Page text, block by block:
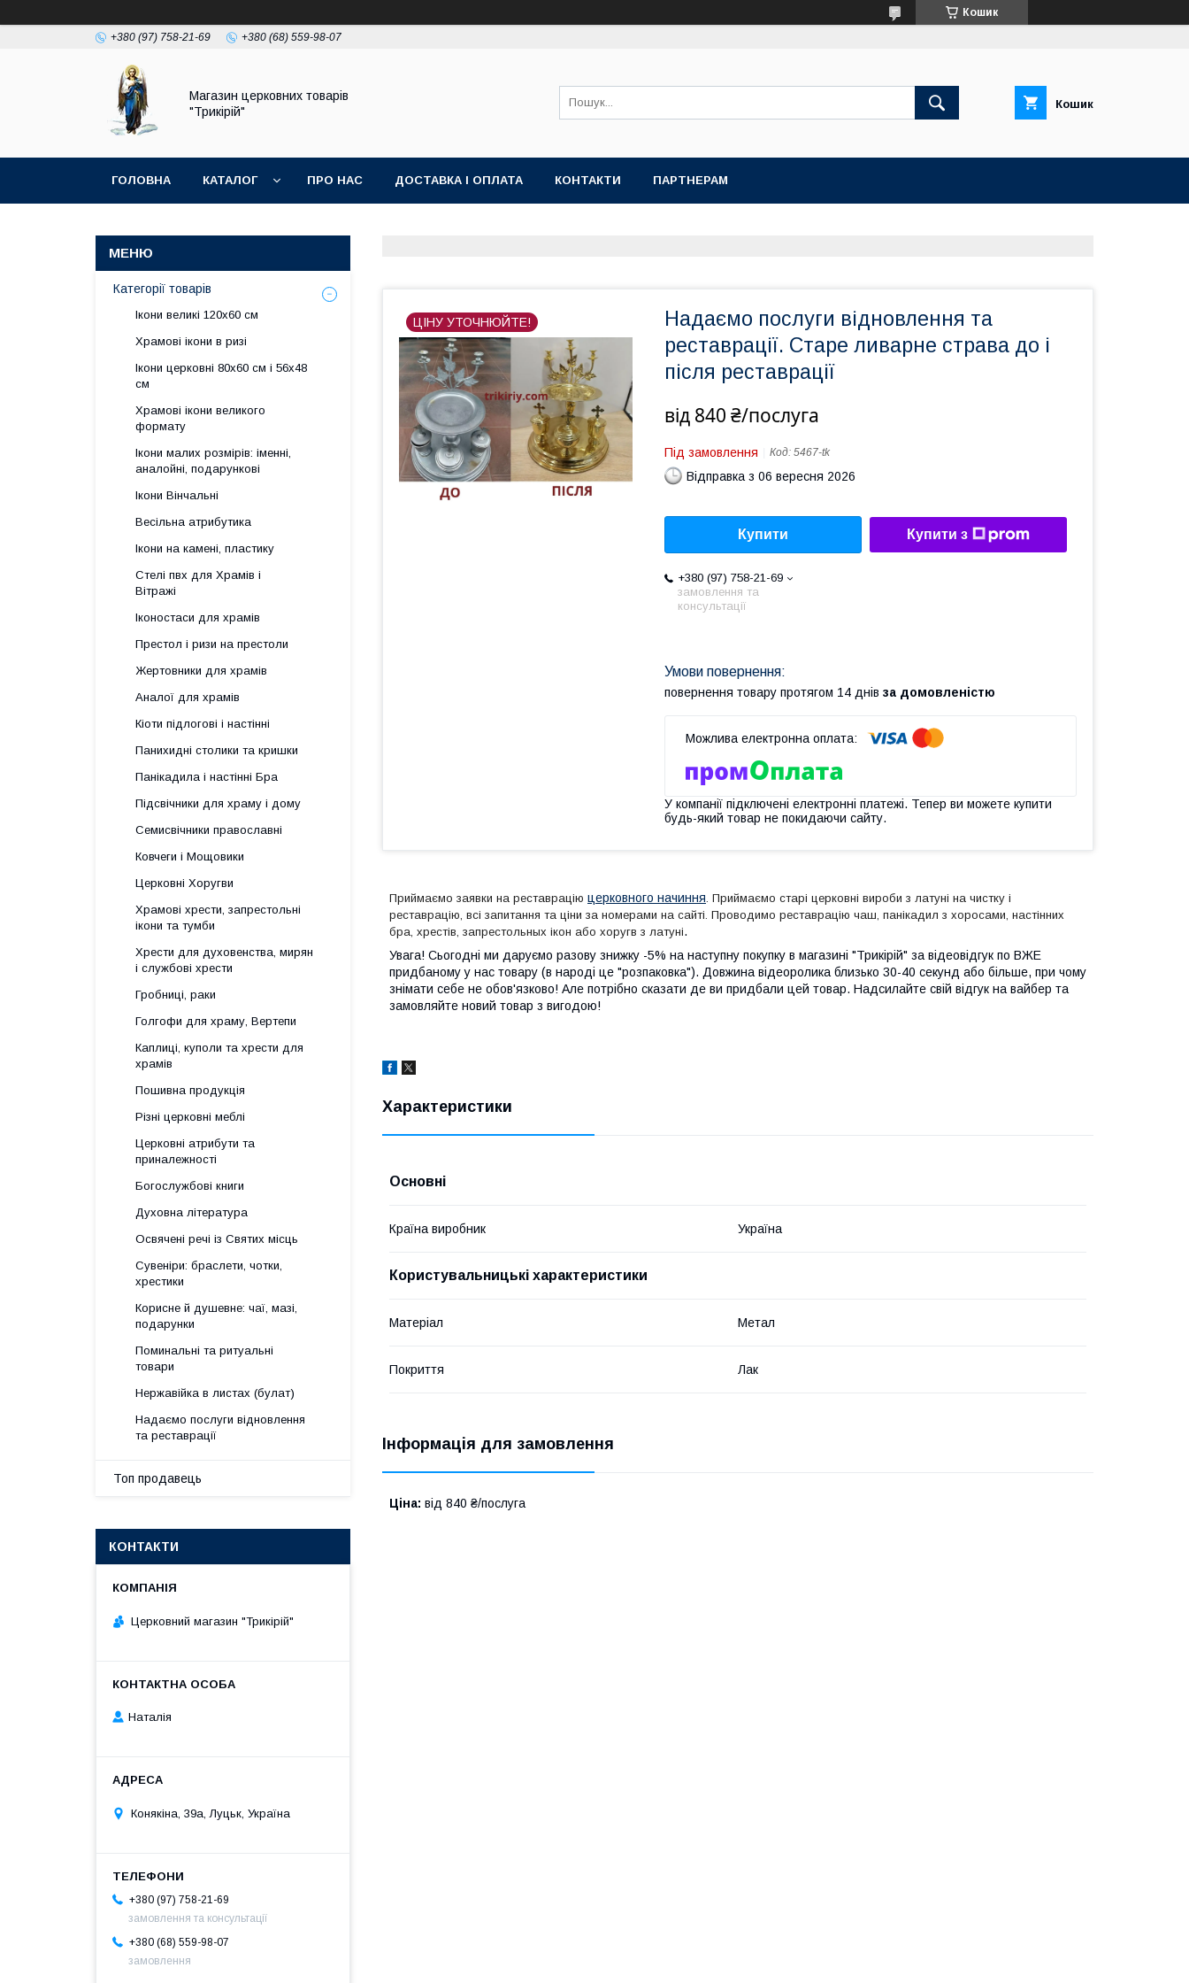
Кошик
+380 (97) 758-21-69 +380 (68) 559-98-07
Магазин церковних товарів
"Трикірій"
Кошик
ГОЛОВНА КАТАЛОГ ПРО НАС ДОСТАВКА І ОПЛАТА КОНТАКТИ ПАРТНЕРАМ
ЦІНУ УТОЧНЮЙТЕ!
Надаємо послуги відновлення та
реставрації. Старе ливарне страва до і
після реставрації
від 840 ₴/послуга
Під замовлення Код: 5467-tk
Відправка з 06 вересня 2026
Купити Купити з
+380 (97) 758-21-69
замовлення та
консультації
повернення товару протягом 14 днів за домовленістю
У компанії підключені електронні платежі. Тепер ви можете купити
будь-який товар не покидаючи сайту.
Приймаємо заявки на реставрацію церковного начиння . Приймаємо старі церковні вироби з латуні на чистку і
реставрацію, всі запитання та ціни за номерами на сайті. Проводимо реставрацію чаш, панікадил з хоросами, настінних
бра, хрестів, запрестольных ікон або хоругв з латуні.
Увага! Сьогодні ми даруємо разову знижку -5% на наступну покупку в магазині "Трикірій" за відеовідгук по ВЖЕ
придбаному у нас товару (в народі це "розпаковка"). Довжина відеоролика близько 30-40 секунд або більше, при чому
знімати себе не обов'язково! Але потрібно сказати де ви придбали цей товар. Надсилайте свій відгук на вайбер та
замовляйте новий товар з вигодою!
Характеристики
Основні
Країна виробник Україна
Користувальницькі характеристики
Матеріал Метал
Покриття Лак
Інформація для замовлення
Ціна: від 840 ₴/послуга
Категорії товарів
Ікони великі 120х60 см
Храмові ікони в ризі
Ікони церковні 80х60 см і 56х48
см
Храмові ікони великого
формату
Ікони малих розмірів: іменні,
аналойні, подарункові
Ікони Вінчальні
Весільна атрибутика
Ікони на камені, пластику
Стелі пвх для Храмів і
Вітражі
Іконостаси для храмів
Престол і ризи на престоли
Жертовники для храмів
Аналої для храмів
Кіоти підлогові і настінні
Панихидні столики та кришки
Панікадила і настінні Бра
Підсвічники для храму і дому
Семисвічники православні
Ковчеги і Мощовики
Церковні Хоругви
Храмові хрести, запрестольні
ікони та тумби
Хрести для духовенства, мирян
і службові хрести
Гробниці, раки
Голгофи для храму, Вертепи
Каплиці, куполи та хрести для
храмів
Пошивна продукція
Різні церковні меблі
Церковні атрибути та
приналежності
Богослужбові книги
Духовна література
Освячені речі із Святих місць
Сувеніри: браслети, чотки,
хрестики
Корисне й душевне: чаї, мазі,
подарунки
Поминальні та ритуальні
товари
Нержавійка в листах (булат)
Надаємо послуги відновлення
та реставрації
Топ продавець
КОНТАКТИ
Церковний магазин "Трикірій"
Наталія
Конякіна, 39а, Луцьк, Україна
+380 (97) 758-21-69
замовлення та консультації
+380 (68) 559-98-07
замовлення